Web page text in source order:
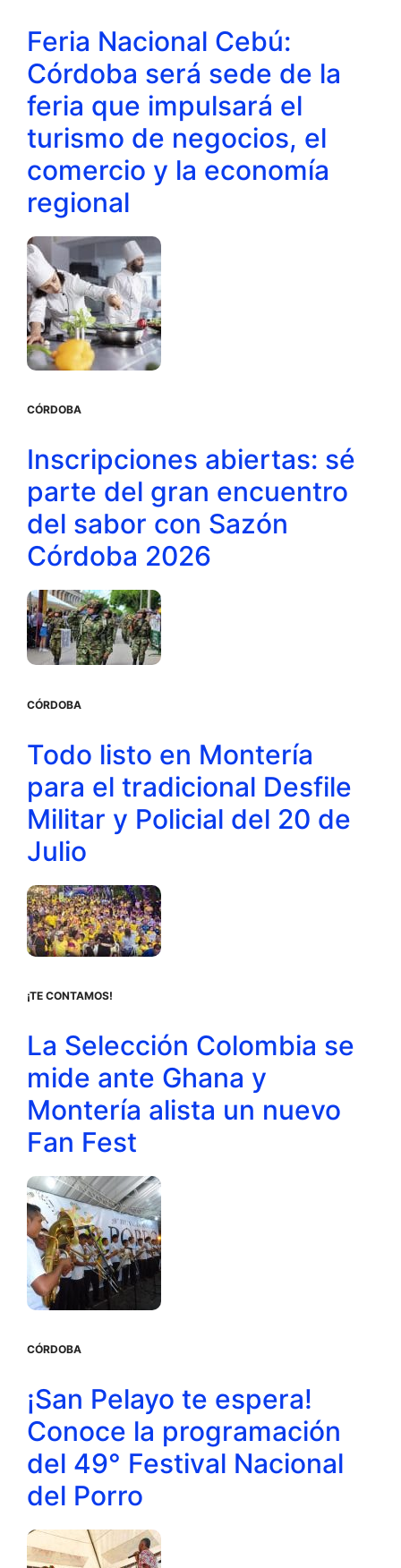
Feria Nacional Cebú:
Córdoba será sede de la
feria que impulsará el
turismo de negocios, el
comercio y la economía
regional
CÓRDOBA
Inscripciones abiertas: sé
parte del gran encuentro
del sabor con Sazón
Córdoba 2026
CÓRDOBA
Todo listo en Montería
para el tradicional Desfile
Militar y Policial del 20 de
Julio
¡TE CONTAMOS!
La Selección Colombia se
mide ante Ghana y
Montería alista un nuevo
Fan Fest
CÓRDOBA
¡San Pelayo te espera!
Conoce la programación
del 49° Festival Nacional
del Porro